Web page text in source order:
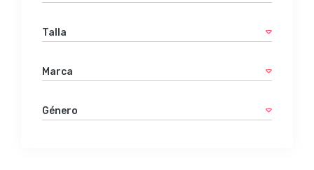
Talla
Marca
Género